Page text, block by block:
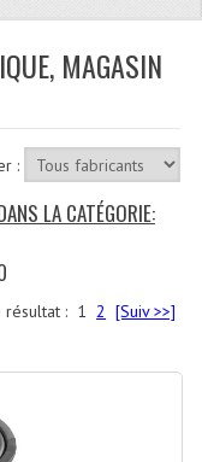
MAGASIN
:
LA CATÉGORIE:
résultat : 1 2 [Suiv >>]